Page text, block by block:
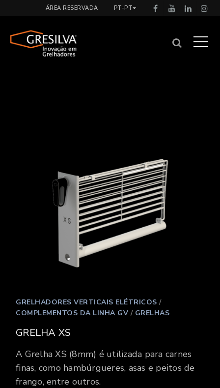
ÁREA RESERVADA PT-PT
GRELHADORES VERTICAIS ELÉTRICOS /
COMPLEMENTOS DA LINHA GV / GRELHAS
GRELHA XS
A Grelha XS (8mm) é utilizada para carnes
finas, como hambúrgueres, asas e peitos de
frango, entre outros.